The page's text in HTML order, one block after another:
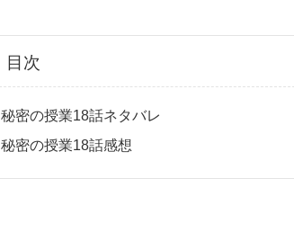
目次
秘密の授業18話ネタバレ
秘密の授業18話感想